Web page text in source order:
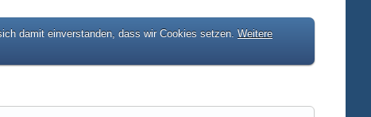
damit einverstanden, dass wir Cookies setzen. Weitere